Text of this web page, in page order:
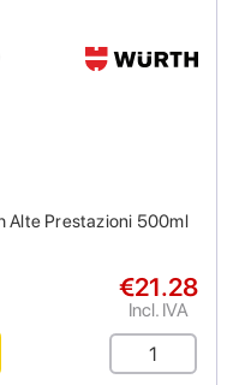
Alte Prestazioni 500ml
€21.28
Incl. IVA